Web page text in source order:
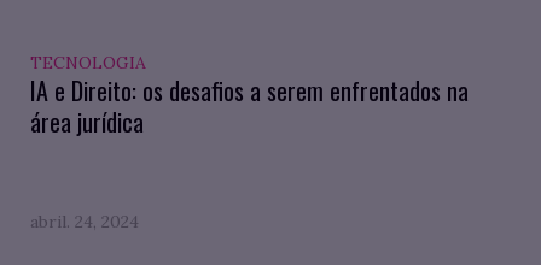
TECNOLOGIA
IA e Direito: os desafios a serem enfrentados na
área jurídica
abril. 24, 2024